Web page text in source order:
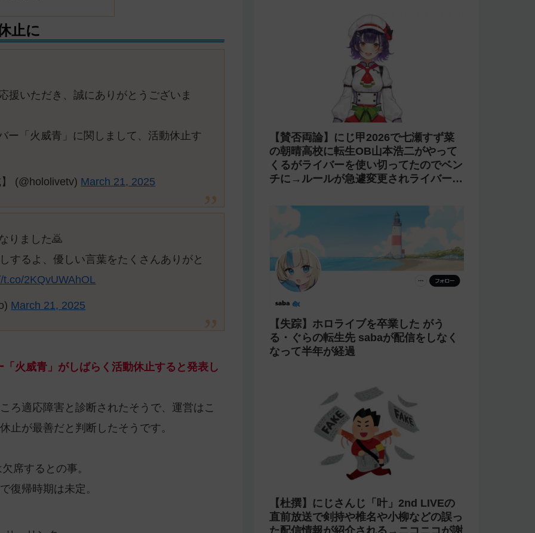
止に
援いただき、誠にありがとうございま
ー「火威青」に関しまして、活動休止す
(@hololivetv) March 21, 2025
りました🙇
するよ、優しい言葉をたくさんありがと
t.co/2KQvUWAhOL
March 21, 2025
火威青」がしばらく活動休止すると発表し
ろ適応障害と診断されたそうで、運営はこ
止が最善だと判断したそうです。
席するとの事。
復帰時期は未定。
【賛否両論】にじ甲2026で七瀬すず菜
の朝晴高校に転生OB山本浩二がやって
くるがライバーを使い切ってたのでベン
チに→ルールが急遽変更されライバーの
【失踪】ホロライブを卒業した がう
る・ぐらの転生先 sabaが配信をしなく
なって半年が経過
【杜撰】にじさんじ「叶」2nd LIVEの
直前放送で剣持や椎名や小柳などの誤っ
た配信情報が紹介される→ニコニコが謝